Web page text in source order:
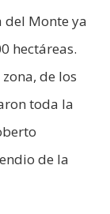
del Monte ya
hectáreas.
de los
toda la
de la